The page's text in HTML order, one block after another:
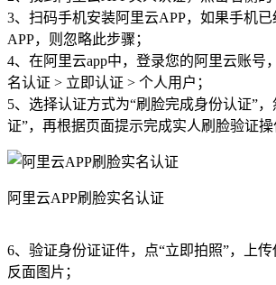
3、扫码手机安装阿里云APP，如果手机
APP，则忽略此步骤；
4、在阿里云app中，登录您的阿里云账号
名认证 > 立即认证 > 个人用户；
5、选择认证方式为“刷脸完成身份认证”
证”，再根据页面提示完成实人刷脸验证操
阿里云APP刷脸实名认证
6、验证身份证证件，点“立即拍照”，上
反面图片；